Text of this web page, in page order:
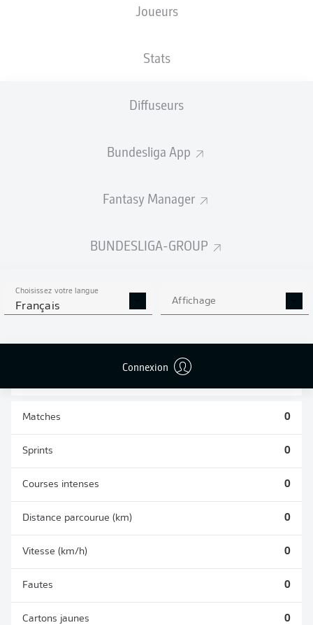
Joueurs
Stats
Diffuseurs
Bundesliga App
Fantasy Manager
BUNDESLIGA-GROUP
Choisissez votre langue
Français Affichage
Connexion
STATS DE LA SAISON
2026/2027
TIRS ARRÊTÉS
0
Matches 0
Sprints 0
Courses intenses 0
Distance parcourue (km) 0
Vitesse (km/h) 0
Fautes 0
Cartons jaunes 0